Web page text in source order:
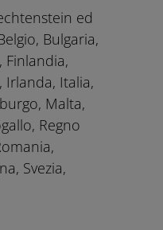
ed
Bulgaria,
Finlandia,
Irlanda, Italia,
Malta,
Regno
Svezia,